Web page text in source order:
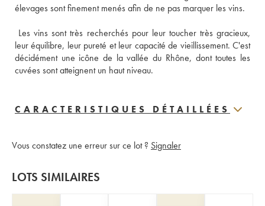
élevages sont finement menés afin de ne pas marquer les vins.
Les vins sont très recherchés pour leur toucher très gracieux,
leur équilibre, leur pureté et leur capacité de vieillissement. C'est
décidément une icône de la vallée du Rhône, dont toutes les
cuvées sont atteignent un haut niveau.
CARACTERISTIQUES DÉTAILLÉES
Vous constatez une erreur sur ce lot ? Signaler
LOTS SIMILAIRES